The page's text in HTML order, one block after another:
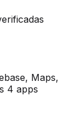
Maps,
4 apps